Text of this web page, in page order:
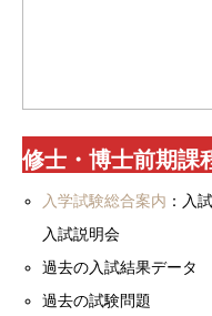
修士・博士前期課
入学試験総合案内 ：入
入試説明会
過去の入試結果データ
過去の試験問題